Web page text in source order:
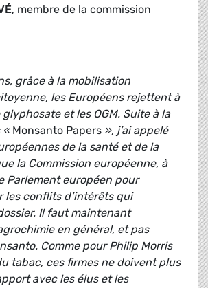
, membre de la commission
grâce à la mobilisation
les Européens rejettent à
glyphosate et les OGM. Suite à la
« Monsanto Papers », j’ai appelé
de la santé et de la
la Commission européenne, à
Parlement européen pour
les conflits d’intérêts qui
Il faut maintenant
en général, et pas
Comme pour Philip Morris
tabac, ces firmes ne doivent plus
avec les élus et les